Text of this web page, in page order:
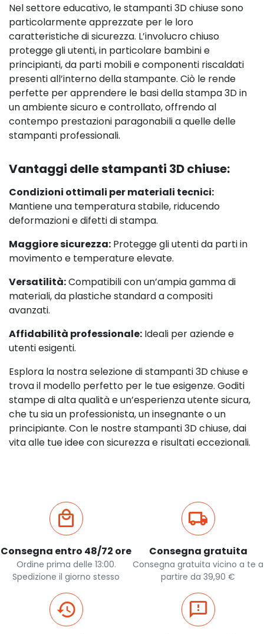
Nel settore educativo, le stampanti 3D chiuse sono
particolarmente apprezzate per le loro
caratteristiche di sicurezza. L’involucro chiuso
protegge gli utenti, in particolare bambini e
principianti, da parti mobili e componenti riscaldati
presenti all’interno della stampante. Ciò le rende
perfette per apprendere le basi della stampa 3D in
un ambiente sicuro e controllato, offrendo al
contempo prestazioni paragonabili a quelle delle
stampanti professionali.
Vantaggi delle stampanti 3D chiuse:
Condizioni ottimali per materiali tecnici:
Mantiene una temperatura stabile, riducendo
deformazioni e difetti di stampa.
Maggiore sicurezza: Protegge gli utenti da parti in
movimento e temperature elevate.
Versatilità:Compatibili con un’ampia gamma di
materiali, da plastiche standard a compositi
avanzati.
Affidabilità professionale: Ideali per aziende e
utenti esigenti.
Esplora la nostra selezione di stampanti 3D chiuse e
trova il modello perfetto per le tue esigenze. Goditi
stampe di alta qualità e un’esperienza utente sicura,
che tu sia un professionista, un insegnante o un
principiante. Con le nostre stampanti 3D chiuse, dai
vita alle tue idee con sicurezza e risultati eccezionali.
Consegna entro 48/72 ore
Ordine prima delle 13:00.
Spedizione il giorno stesso
Consegna gratuita
Consegna gratuita vicino a te a
partire da 39,90 €